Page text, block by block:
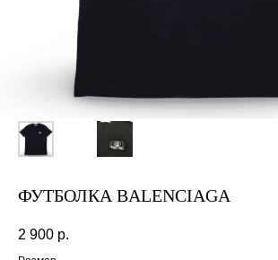
ФУТБОЛКА BALENCIAGA
2 900 р.